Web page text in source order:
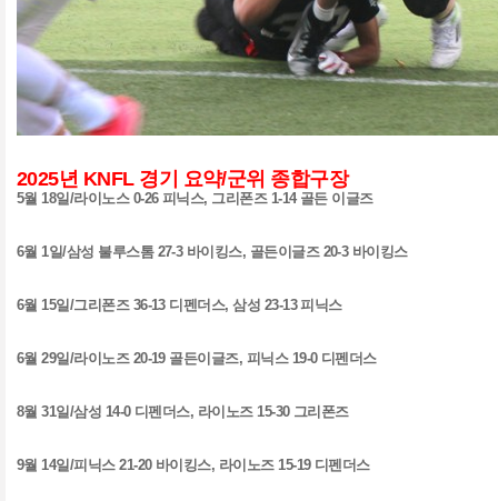
2025년 KNFL 경기 요약/군위 종합구장
5월18일/라이노스 0-26 피닉스, 그리폰즈 1-14 골든 이글즈
6월1일/삼성 불루스톰 27-3 바이킹스, 골든이글즈 20-3 바이킹스
6월15일/그리폰즈 36-13 디펜더스,삼성 23-13피닉스
6월29일/라이노즈 20-19 골든이글즈, 피닉스 19-0 디펜더스
8월31일/삼성 14-0 디펜더스, 라이노즈15-30 그리폰즈
9월14일/피닉스21-20 바이킹스, 라이노즈15-19 디펜더스